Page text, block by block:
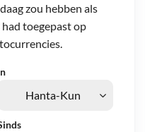
zou hebben als
toegepast op